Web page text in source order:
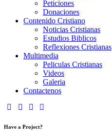
Peticiones
Donaciones
Contenido Cristiano
Noticias Cristianas
Estudios Biblicos
Reflexiones Cristianas
Multimedia
Peliculas Cristianas
Videos
Galeria
Contactenos
Have a Project?